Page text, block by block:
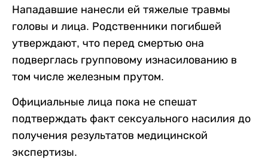
Нападавшие нанесли ей тяжелые травмы
головы и лица. Родственники погибшей
утверждают, что перед смертью она
подверглась групповому изнасилованию в
том числе железным прутом.
Официальные лица пока не спешат
подтверждать факт сексуального насилия до
получения результатов медицинской
экспертизы.